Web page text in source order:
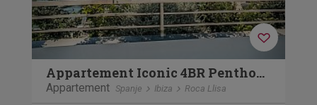
Appartement Iconic 4BR Penthouse
Appartement Spanje Ibiza Roca Llisa